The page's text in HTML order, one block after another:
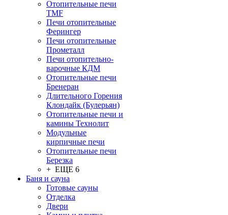
Отопительные печи
TMF
Печи отопительные
Ферингер
Печи отопительные
Прометалл
Печи отопительно-
варочные КДМ
Отопительные печи
Бренеран
Длительного Горения
Клондайк (Булерьян)
Отопительные печи и
камины Технолит
Модульные
кирпичные печи
Отопительные печи
Березка
+ ЕЩЕ 6
Баня и сауна
Готовые сауны
Отделка
Двери